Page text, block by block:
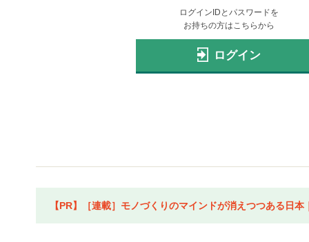
ログインIDとパスワードを
お持ちの方はこちらから
ログイン
【PR】［連載］モノづくりのマインドが消えつつある日